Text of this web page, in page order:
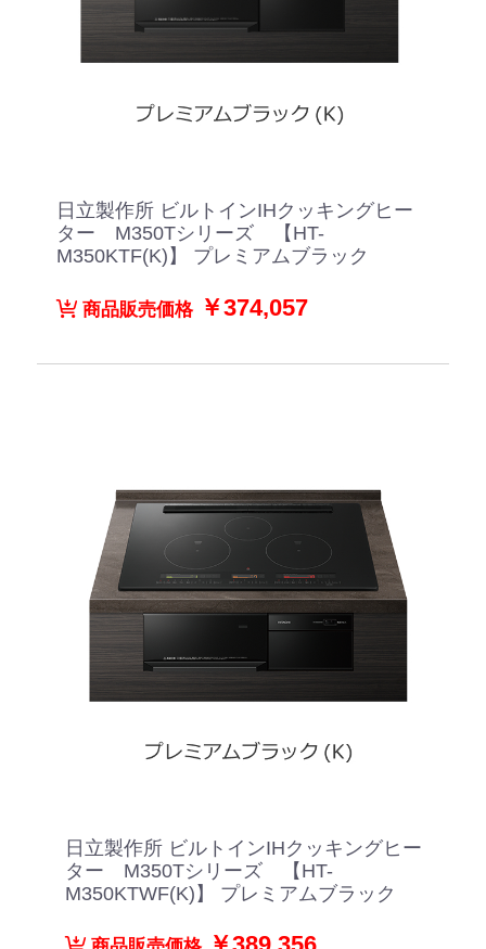
日立製作所 ビルトインIHクッキングヒー
ター M350Tシリーズ 【HT-
M350KTF(K)】 プレミアムブラック
商品販売価格￥374,057
日立製作所 ビルトインIHクッキングヒー
ター M350Tシリーズ 【HT-
M350KTWF(K)】 プレミアムブラック